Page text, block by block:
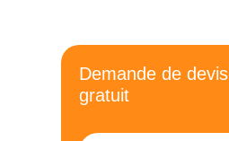
Demande de devis
gratuit